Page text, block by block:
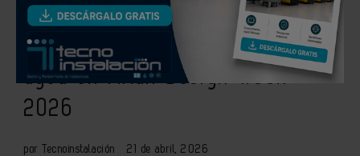
Geberit presenta instalación
inmersiva sobre el flujo del
agua en Milán Design Week
2026
por Tecnoinstalación 21 de abril, 2026